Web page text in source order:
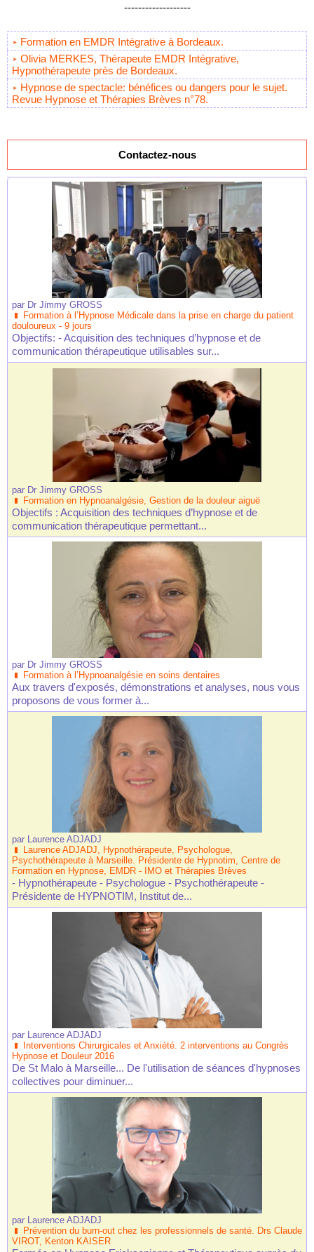
-------------------
Formation en EMDR Intégrative à Bordeaux.
Olivia MERKES, Thérapeute EMDR Intégrative,
Hypnothérapeute près de Bordeaux.
Hypnose de spectacle: bénéfices ou dangers pour le sujet.
Revue Hypnose et Thérapies Brèves n°78.
Contactez-nous
par Dr Jimmy GROSS
Formation à l’Hypnose Médicale dans la prise en charge du patient
douloureux - 9 jours
Objectifs: - Acquisition des techniques d’hypnose et de
communication thérapeutique utilisables sur...
par Dr Jimmy GROSS
Formation en Hypnoanalgésie, Gestion de la douleur aiguë
Objectifs : Acquisition des techniques d’hypnose et de
communication thérapeutique permettant...
par Dr Jimmy GROSS
Formation à l’Hypnoanalgésie en soins dentaires
Aux travers d'exposés, démonstrations et analyses, nous vous
proposons de vous former à...
par Laurence ADJADJ
Laurence ADJADJ, Hypnothérapeute, Psychologue,
Psychothérapeute à Marseille. Présidente de Hypnotim, Centre de
Formation en Hypnose, EMDR - IMO et Thérapies Brèves
- Hypnothérapeute - Psychologue - Psychothérapeute -
Présidente de HYPNOTIM, Institut de...
par Laurence ADJADJ
Interventions Chirurgicales et Anxiété. 2 interventions au Congrès
Hypnose et Douleur 2016
De St Malo à Marseille... De l'utilisation de séances d'hypnoses
collectives pour diminuer...
par Laurence ADJADJ
Prévention du burn-out chez les professionnels de santé. Drs Claude
VIROT, Kenton KAISER